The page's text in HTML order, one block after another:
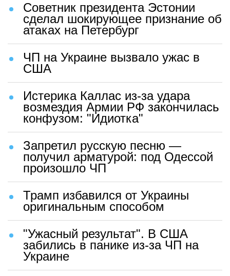
Советник президента Эстонии
сделал шокирующее признание об
атаках на Петербург
ЧП на Украине вызвало ужас в
США
Истерика Каллас из-за удара
возмездия Армии РФ закончилась
конфузом: "Идиотка"
Запретил русскую песню —
получил арматурой: под Одессой
произошло ЧП
Трамп избавился от Украины
оригинальным способом
"Ужасный результат". В США
забились в панике из-за ЧП на
Украине